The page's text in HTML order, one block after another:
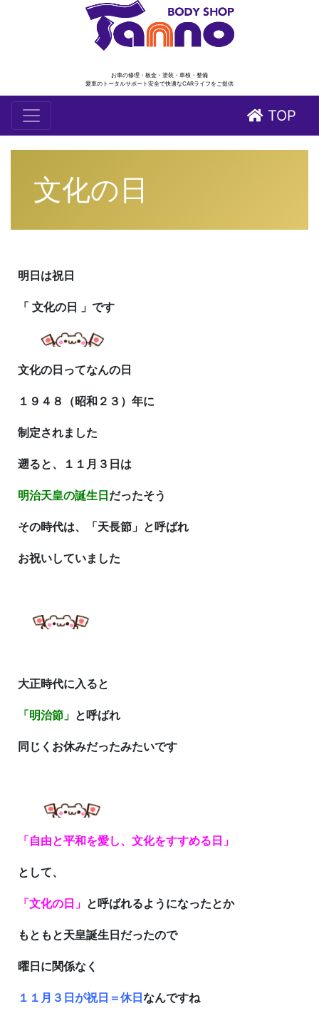
お車の修理・板金・塗装・車検・整備
愛車のトータルサポート安全で快適なCARライフをご提供
TOP
文化の日
明日は祝日
「 文化の日 」です
文化の日ってなんの日
１９４８（昭和２３）年に
制定されました
遡ると、１１月３日は
明治天皇の誕生日だったそう
その時代は、「天長節」と呼ばれ
お祝いしていました
大正時代に入ると
「明治節」 と呼ばれ
同じくお休みだったみたいです
「自由と平和を愛し、文化をすすめる日」
として、
「文化の日」 と呼ばれるようになったとか
もともと天皇誕生日だったので
曜日に関係なく
１１月３日が祝日＝休日なんですね